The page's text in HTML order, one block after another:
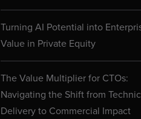
Turning AI Potential into
Value in Private Equity
The Value Multiplier for CTOs:
Navigating the Shift from
Delivery to Commercial Impact